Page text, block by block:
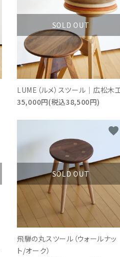
SOLD OUT
LUME（ルメ）スツール｜広松木
35,000円(税込38,500円)
SOLD OUT
飛騨の丸スツール（ウォールナッ
ト/オーク）
favorite